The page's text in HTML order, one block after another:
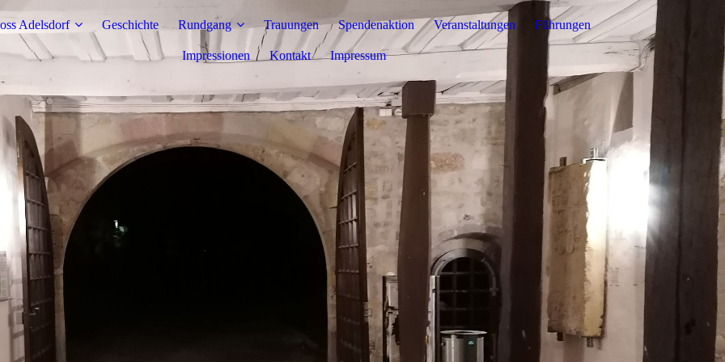
Adelsdorf Geschichte Rundgang Trauungen Spendenaktion Veranstaltungen Führungen
Impressionen Kontakt Impressum